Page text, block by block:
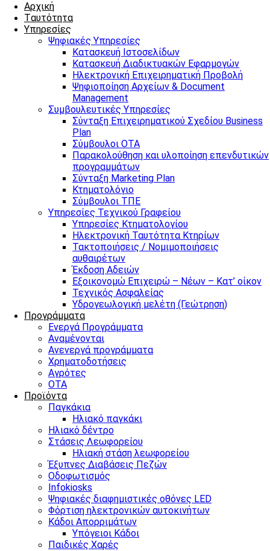
Αρχική
Tαυτότητα
Υπηρεσίες
Ψηφιακές Υπηρεσίες
Κατασκευή Ιστοσελίδων
Κατασκευή Διαδικτυακών Εφαρμογών
Ηλεκτρονική Επιχειρηματική Προβολή
Ψηφιοποίηση Αρχείων & Document
Management
Συμβουλευτικές Υπηρεσίες
Σύνταξη Επιχειρηματικού Σχεδίου Business
Plan
Σύμβουλοι ΟΤΑ
Παρακολούθηση και υλοποίηση επενδυτικών
προγραμμάτων
Σύνταξη Marketing Plan
Κτηματολόγιο
Σύμβουλοι ΤΠΕ
Υπηρεσίες Τεχνικού Γραφείου
Υπηρεσίες Κτηματολογίου
Ηλεκτρονική Ταυτότητα Κτηρίων
Τακτοποιήσεις / Νομιμοποιήσεις
αυθαιρέτων
Έκδοση Αδειών
Εξοικονομώ Επιχειρώ – Νέων – Κατ’ οίκον
Τεχνικός Ασφαλείας
Υδρογεωλογική μελέτη (Γεώτρηση)
Προγράμματα
Ενεργά Προγράμματα
Αναμένονται
Ανενεργά προγράμματα
Χρηματοδοτήσεις
Αγρότες
ΟΤΑ
Προϊόντα
Παγκάκια
Ηλιακό παγκάκι
Ηλιακό δέντρο
Στάσεις Λεωφορείου
Ηλιακή στάση λεωφορείου
Έξυπνες Διαβάσεις Πεζών
Οδοφωτισμός
Infokiosks
Ψηφιακές διαφημιστικές οθόνες LED
Φόρτιση ηλεκτρονικών αυτοκινήτων
Κάδοι Απορριμάτων
Υπόγειοι Κάδοι
Παιδικές Χαρές